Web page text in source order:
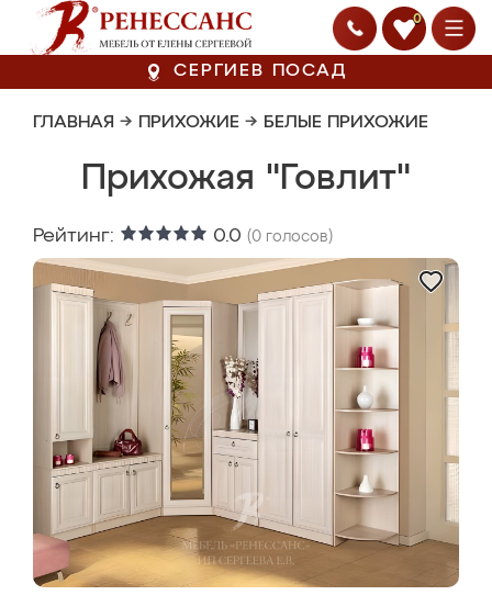
0
СЕРГИЕВ ПОСАД
ГЛАВНАЯ → ПРИХОЖИЕ → БЕЛЫЕ ПРИХОЖИЕ
Прихожая "Говлит"
Рейтинг: 0.0 (0 голосов)